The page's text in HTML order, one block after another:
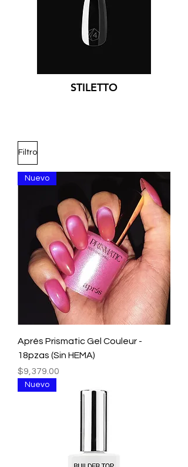
STILETTO
Filtro
Nuevo
Aprés Prismatic Gel Couleur -
18pzas (Sin HEMA)
Precio
$9,379.00
Nuevo